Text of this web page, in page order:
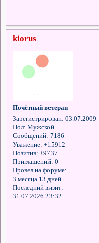
kiorus
Почётный ветеран
Зарегистрирован: 03.07.2009
Пол: Мужской
Сообщений: 7186
Уважение: +15912
Позитив: +9737
Приглашений: 0
Провел на форуме:
3 месяца 13 дней
Последний визит:
31.07.2026 23:32